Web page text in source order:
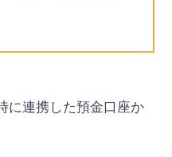
に連携した預金口座か